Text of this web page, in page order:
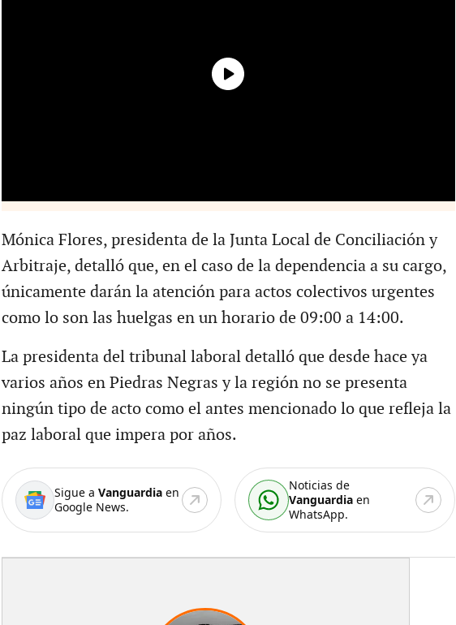
Mónica Flores, presidenta de la Junta Local de Conciliación y
Arbitraje, detalló que, en el caso de la dependencia a su cargo,
únicamente darán la atención para actos colectivos urgentes
como lo son las huelgas en un horario de 09:00 a 14:00.
La presidenta del tribunal laboral detalló que desde hace ya
varios años en Piedras Negras y la región no se presenta
ningún tipo de acto como el antes mencionado lo que refleja la
paz laboral que impera por años.
Sigue a Vanguardiaen
Google News.
Noticias de
Vanguardia en
WhatsApp.